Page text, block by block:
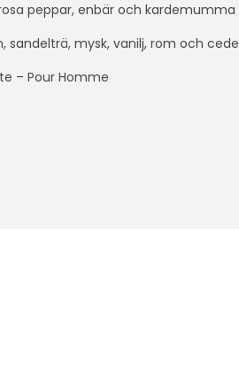
peppar, enbär och kardemumma
sandelträ, mysk, vanilj, rom och
– Pour Homme